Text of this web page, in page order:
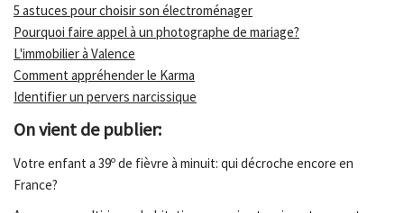
5 astuces pour choisir son électroménager
Pourquoi faire appel à un photographe de mariage?
L'immobilier à Valence
Comment appréhender le Karma
Identifier un pervers narcissique
On vient de publier:
Votre enfant a 39º de fièvre à minuit: qui décroche encore en
France?